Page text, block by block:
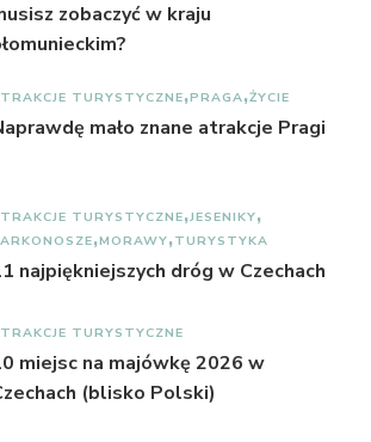
zobaczyć w kraju
TURYSTYCZNE PRAGA ŻYCIE
mało znane atrakcje Pragi
TURYSTYCZNE JESENIKY
MORAWY TURYSTYKA
najpiękniejszych dróg w Czechach
TURYSTYCZNE
miejsc na majówkę 2026 w
(blisko Polski)